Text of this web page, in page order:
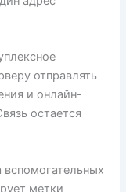
отправлять
и онлайн-
остается
вспомогательных
метки